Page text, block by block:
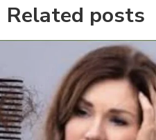
Related posts